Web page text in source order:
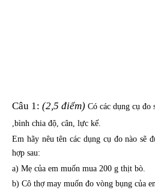
Câu 1: (2,5 điểm) Có các dụng cụ đo
,bình chia độ, cân, lực kế.
Em hãy nêu tên các dụng cụ đo nào sẽ
hợp sau:
a) Mẹ của em muốn mua 200 g thịt bò.
b) Cô thợ may muốn đo vòng bụng của